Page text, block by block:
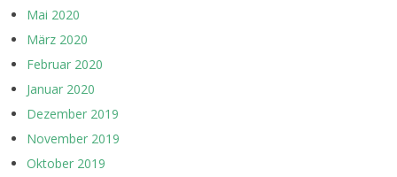
Mai 2020
März 2020
Februar 2020
Januar 2020
Dezember 2019
November 2019
Oktober 2019